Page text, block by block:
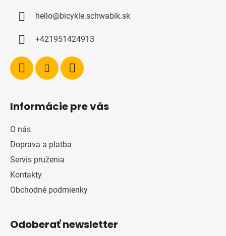
hello@bicykle.schwabik.sk
+421951424913
Informácie pre vás
O nás
Doprava a platba
Servis pruženia
Kontakty
Obchodné podmienky
Odoberať newsletter